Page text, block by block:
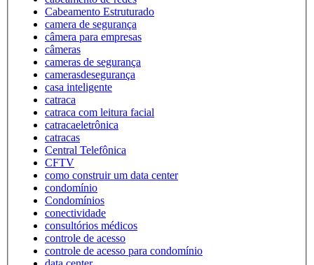
Cabeamento Estruturado
camera de segurança
câmera para empresas
câmeras
cameras de segurança
camerasdesegurança
casa inteligente
catraca
catraca com leitura facial
catracaeletrônica
catracas
Central Telefônica
CFTV
como construir um data center
condomínio
Condomínios
conectividade
consultórios médicos
controle de acesso
controle de acesso para condomínio